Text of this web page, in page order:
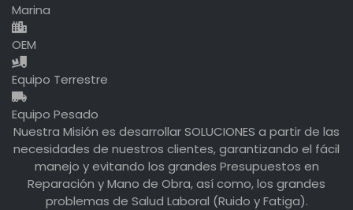
Marina
OEM
Equipo Terrestre
Equipo Pesado
Nuestra Misión es desarrollar SOLUCIONES a partir de las
necesidades de nuestros clientes, garantizando el fácil
manejo y evitando los grandes Presupuestos en
Reparación y Mano de Obra, así como, los grandes
problemas de Salud Laboral (Ruido y Fatiga).